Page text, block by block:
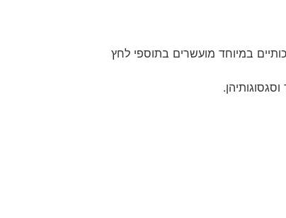
במיוחד מועשרים בתוספי לחץ